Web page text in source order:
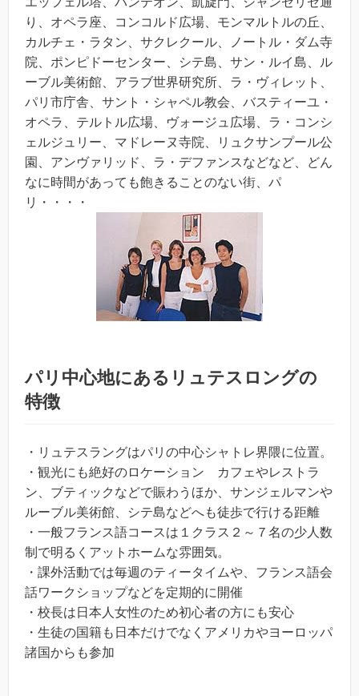
り、オペラ座、コンコルド広場、モンマルトルの丘、
カルチェ・ラタン、サクレクール、ノートル・ダム寺
院、ポンピドーセンター、シテ島、サン・ルイ島、ル
ーブル美術館、アラブ世界研究所、ラ・ヴィレット、
パリ市庁舎、サント・シャペル教会、バスティーユ・
オペラ、テルトル広場、ヴォージュ広場、ラ・コンシ
ェルジュリー、マドレーヌ寺院、リュクサンプール公
園、アンヴァリッド、ラ・デファンスなどなど、どん
なに時間があっても飽きることのない街、パ
リ・・・・
パリ中心地にあるリュテスロングの
特徴
・リュテスラングはパリの中心シャトレ界隈に位置。
・観光にも絶好のロケーション カフェやレストラ
ン、ブティックなどで賑わうほか、サンジェルマンや
ルーブル美術館、シテ島などへも徒歩で行ける距離
・一般フランス語コースは１クラス２～７名の少人数
制で明るくアットホームな雰囲気。
・課外活動では毎週のティータイムや、フランス語会
話ワークショップなどを定期的に開催
・校長は日本人女性のため初心者の方にも安心
・生徒の国籍も日本だけでなくアメリカやヨーロッパ
諸国からも参加